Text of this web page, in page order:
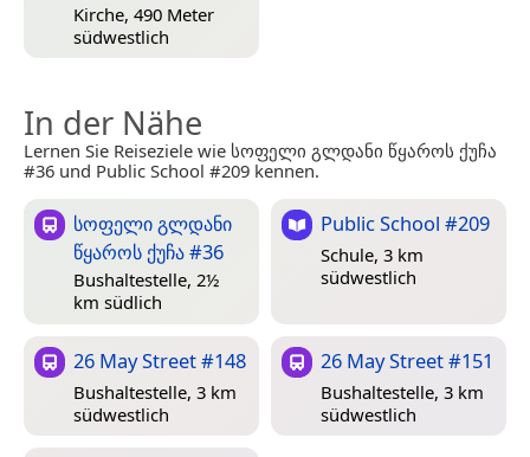
Kirche, 490 Meter
südwestlich
In der Nähe
Lernen Sie Reiseziele wie სოფელი გლდანი წყაროს ქუჩა
#36 und Public School #209 kennen.
სოფელი გლდანი
წყაროს ქუჩა #36
Bushaltestelle, 2½
km südlich
Public School #209
Schule, 3 km
südwestlich
26 May Street #148
Bushaltestelle, 3 km
südwestlich
26 May Street #151
Bushaltestelle, 3 km
südwestlich